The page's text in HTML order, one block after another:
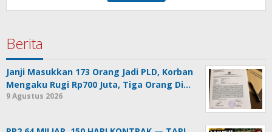
Berita
Janji Masukkan 173 Orang Jadi PLD, Korban
Mengaku Rugi Rp700 Juta, Tiga Orang Di…
9 Agustus 2026